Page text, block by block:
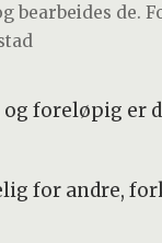
bearbeides de.
foreløpig er
for andre,